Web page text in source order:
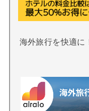
海外旅行を快適に